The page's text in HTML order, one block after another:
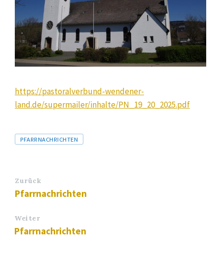
https://pastoralverbund-wendener-
land.de/supermailer/inhalte/PN_19_20_2025.pdf
Tags
PFARRNACHRICHTEN
Zurück
Pfarrnachrichten
Weiter
Pfarrnachrichten